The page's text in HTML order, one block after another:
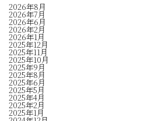
2026年8月
2026年7月
2026年6月
2026年2月
2026年1月
2025年12月
2025年11月
2025年10月
2025年9月
2025年8月
2025年6月
2025年5月
2025年4月
2025年2月
2025年1月